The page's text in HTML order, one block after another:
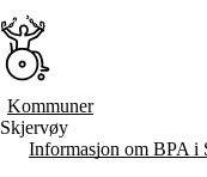
til
hovedinnhold
Søk:
Hva vi gjør
BPA – Borgerstyrt
Kommuner
Skjervøy
Informasjon om BPA i